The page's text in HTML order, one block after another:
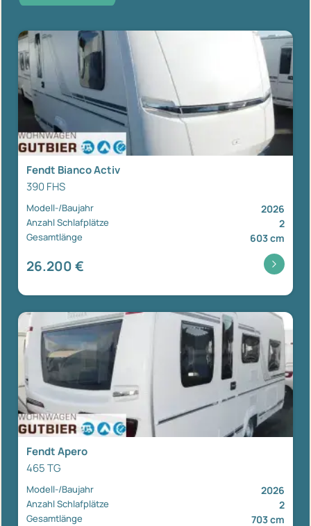
Fendt Bianco Activ
390 FHS
Modell-/Baujahr 2026
Anzahl Schlafplätze 2
Gesamtlänge 603 cm
26.200 €
Fendt Apero
465 TG
Modell-/Baujahr 2026
Anzahl Schlafplätze 2
Gesamtlänge 703 cm